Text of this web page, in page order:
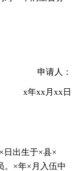
申请人：
x年xx月xx日
出生于×县×
。×年×月入伍中